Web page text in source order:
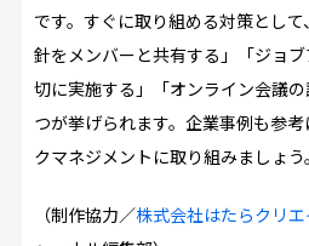
です。すぐに取り組める対策とし
針をメンバーと共有する」「ジョ
切に実施する」「オンライン会議
つが挙げられます。企業事例も参
クマネジメントに取り組みましょう。
（制作協力／株式会社はたらクリエ